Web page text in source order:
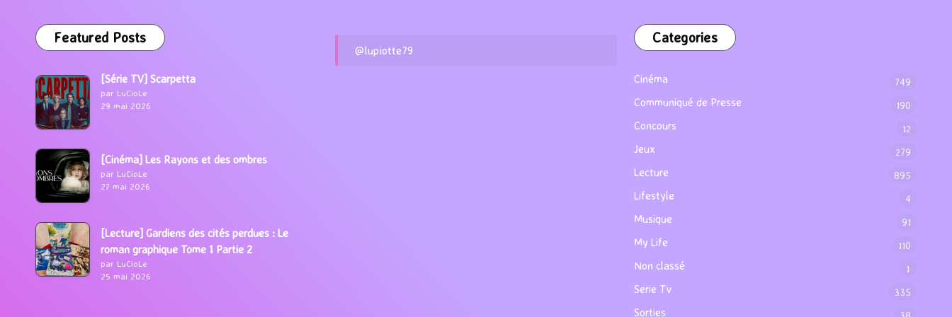
Featured Posts
[Série TV] Scarpetta
par LuCioLe
29 mai 2026
[Cinéma] Les Rayons et des ombres
par LuCioLe
27 mai 2026
[Lecture] Gardiens des cités perdues : Le
roman graphique Tome 1 Partie 2
par LuCioLe
25 mai 2026
@lupiotte79
Categories
Cinéma 749
Communiqué de Presse 190
Concours 12
Jeux 279
Lecture 895
Lifestyle 4
Musique 91
My Life 110
Non classé 1
Serie Tv 335
Sorties